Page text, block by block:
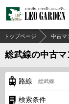
トップページ 中古マ
総武線の中古マ
路線 総武線
検索条件